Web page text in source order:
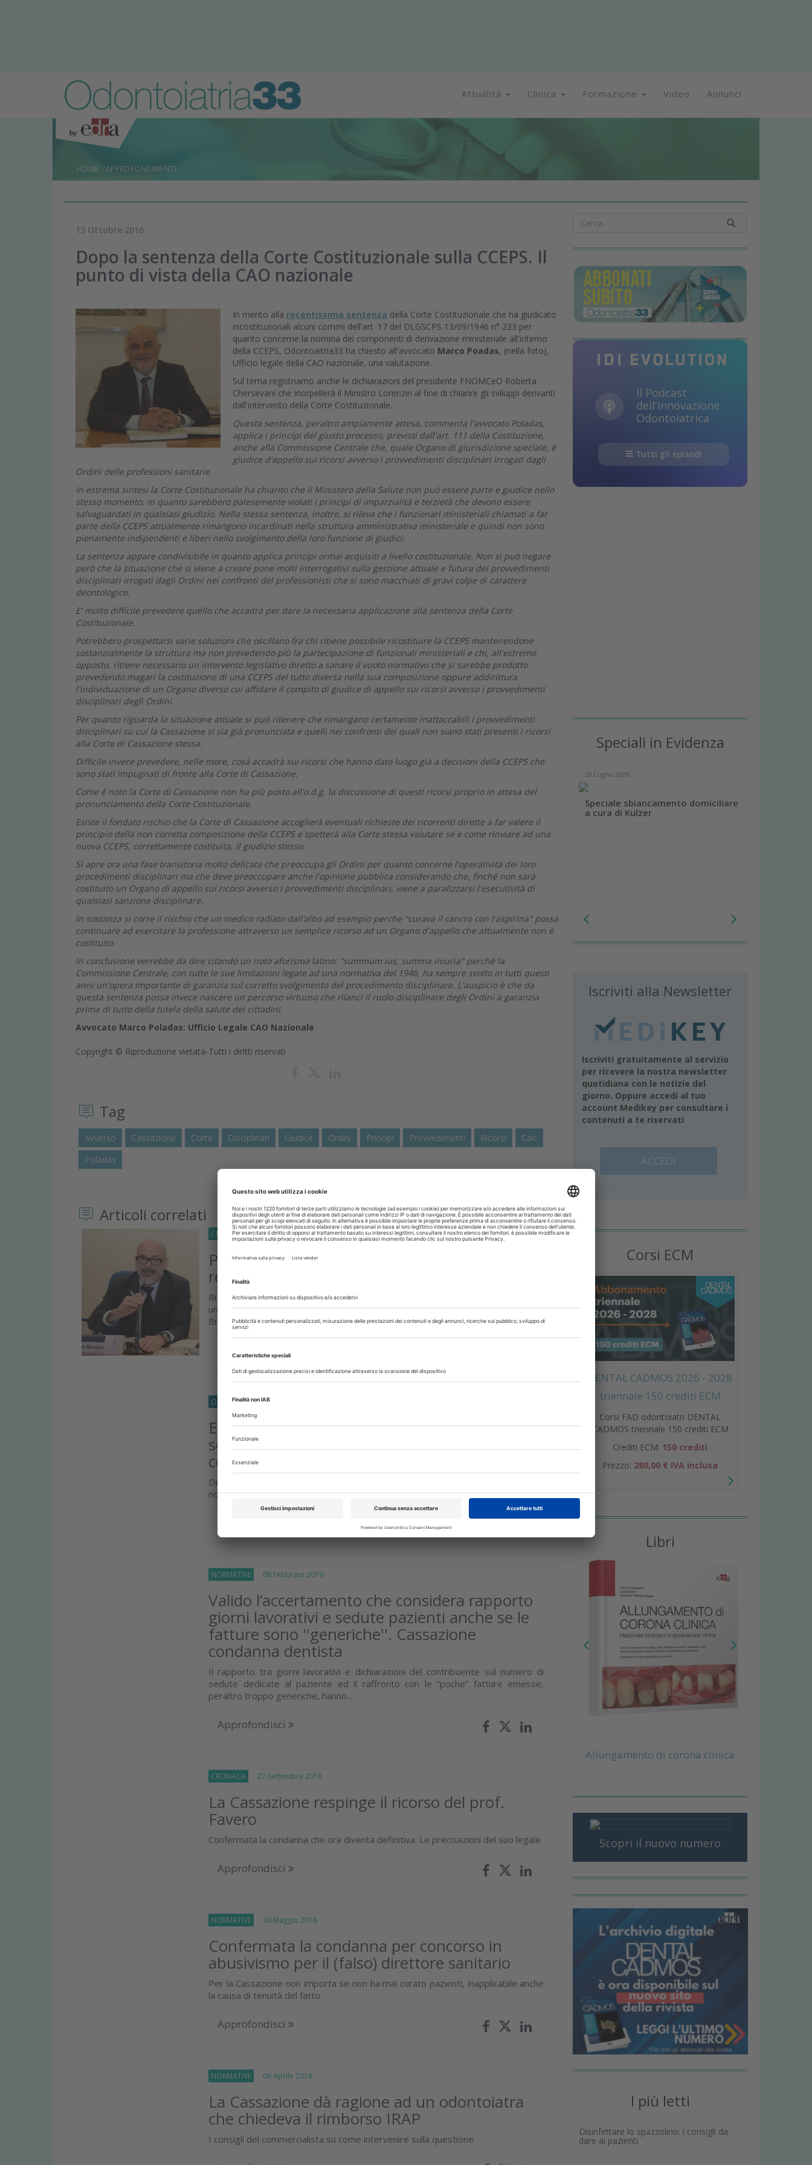
Attualità Clinica Formazione Video Annunci
HOME - APPROFONDIMENTI
13 Ottobre 2016
Dopo la sentenza della Corte Costituzionale sulla CCEPS. Il
punto di vista della CAO nazionale
In merito alla recentissima sentenza della Corte Costituzionale che ha giudicato
incostituzionali alcuni commi dell'art. 17 del DLGSCPS 13/09/1946 n° 233 per
quanto concerne la nomina dei componenti di derivazione ministeriale all'interno
della CCEPS, Odontoaitria33 ha chiesto all'avvocato Marco Poadas, (nella foto),
Ufficio legale della CAO nazionale, una valutazione.
Sul tema registriamo anche le dichiarazioni del presidente FNOMCeO Roberta
Chersevani che inorpellerà il Ministro Lorenzin al fine di chiarire gli sviluppi derivanti
dall'intervento della Corte Costituzionale.
Questa sentenza, peraltro ampiamente attesa, commenta l'avvocato Poladas,
applica i principi del giusto processo, previsti dall'art. 111 della Costituzione,
anche alla Commissione Centrale che, quale Organo di giurisdizione speciale, è
giudice d'appello sui ricorsi avverso i provvedimenti disciplinari irrogati dagli
Ordini delle professioni sanitarie.
In estrema sintesi la Corte Costituzionale ha chiarito che il Ministero della Salute non può essere parte e giudice nello
stesso momento, in quanto sarebbero palesemente violati i principi di imparzialità e terzietà che devono essere
salvaguardati in qualsiasi giudizio. Nella stessa sentenza, inoltre, si rileva che i funzionari ministeriali chiamati a far
parte della CCEPS attualmente rimangono incardinati nella struttura amministrativa ministeriale e quindi non sono
pienamente indipendenti e liberi nello svolgimento della loro funzione di giudici.
La sentenza appare condivisibile in quanto applica principi ormai acquisiti a livello costituzionale. Non si può negare
però che la situazione che si viene a creare pone molti interrogativi sulla gestione attuale e futura dei provvedimenti
disciplinari irrogati dagli Ordini nei confronti del professionisti che si sono macchiati di gravi colpe di carattere
deontologico.
E' molto difficile prevedere quello che accadrà per dare la necessaria applicazione alla sentenza della Corte
Costituzionale.
Potrebbero prospettarsi varie soluzioni che oscillano fra chi ritiene possibile ricostituire la CCEPS mantenendone
sostanzialmente la struttura ma non prevedendo più la partecipazione di funzionali ministeriali e chi, all'estremo
opposto, ritiene necessario un intervento legislativo diretto a sanare il vuoto normativo che si sarebbe prodotto
prevedendo magari la costituzione di una CCEPS del tutto diversa nella sua composizione oppure addirittura
l'individuazione di un Organo diverso cui affidare il compito di giudice di appello sui ricorsi avverso i provvedimenti
disciplinari degli Ordini.
Per quanto riguarda la situazione attuale si può ritenere che rimangano certamente inattaccabili i provvedimenti
disciplinari su cui la Cassazione si sia già pronunciata e quelli nei confronti dei quali non siano stati presenti i ricorsi
alla Corte di Cassazione stessa.
Difficile invece prevedere, nelle more, cosà accadrà sui ricorsi che hanno dato luogo già a decisioni della CCEPS che
sono stati impugnati di fronte alla Corte di Cassazione.
Come è noto la Corte di Cassazione non ha più posto all'o.d.g. la discussione di questi ricorsi proprio in attesa del
pronunciamento della Corte Costituzionale.
Esiste il fondato rischio che la Corte di Cassazione accoglierà eventuali richieste dei ricorrenti dirette a far valere il
principio della non corretta composizione della CCEPS e spetterà alla Corte stessa valutare se e come rinviare ad una
nuova CCEPS, correttamente costituita, il giudizio stesso.
Si apre ora una fase transitoria molto delicata che preoccupa gli Ordini per quanto concerne l'operatività dei loro
procedimenti disciplinari ma che deve preoccupare anche l'opinione pubblica considerando che, finché non sarà
costituito un Organo di appello sui ricorsi avverso i provvedimenti disciplinari, viene a paralizzarsi l'esecutività di
qualsiasi sanzione disciplinare.
In sostanza si corre il rischio che un medico radiato dall'albo ad esempio perche "curava il cancro con l'aspirina" possa
continuare ad esercitare la professione attraverso un semplice ricorso ad un Organo d'appello che attualmente non è
costituito.
In conclusione verrebbe da dire citando un noto aforisma latino: "summum ius, summa iniuria" perché la
Commissione Centrale, con tutte le sue limitazioni legate ad una normativa del 1946, ha sempre svolto in tutti questi
anni un'opera importante di garanzia sul corretto svolgimento del procedimento disciplinare. L'auspicio è che da
questa sentenza possa invece nascere un percorso virtuoso che rilanci il ruolo disciplinare degli Ordini a garanzia
prima di tutto della tutela della salute dei cittadini.
Avvocato Marco Poladas: Ufficio Legale CAO Nazionale
Copyright © Riproduzione vietata-Tutti i diritti riservati
Tag
Avverso Cassazione Corte Disciplinari Giudice Ordini Principi Provvedimenti Ricorsi
Cao
Poladas
Articoli correlati
CRONACA 07 Novembre 2016
Procedimenti disciplinari CAO e dati. ANTLO
replica al presidente CAO Ferrara
Ritengo singolare rivolgersi ad un Direttore di una testata per porre domande a
un terzo, ma non mi sottraggo a rispondere ai quesiti posti dal dottor
Bruguapaglia sui provvedimenti disciplinari...
Approfondisci
O33 APPROFONDIMENTI
Estrae denti che potevano essere curati per
sostituirli con impianti: Cassazione conferma
condanna
Dentista giudicato colpevole di aver effettuato un intervento altamente invasivo,
non necessario e sulla base di esami radiografici eseguiti un anno prima
NORMATIVE 08 Febbraio 2019
Valido l’accertamento che considera rapporto
giorni lavorativi e sedute pazienti anche se le
fatture sono ''generiche''. Cassazione
condanna dentista
Il rapporto tra giorni lavorativi e dichiarazioni del contribuente sul numero di
sedute dedicate al paziente ed il raffronto con le “poche” fatture emesse,
peraltro troppo generiche, hanno...
Approfondisci
CRONACA 27 Settembre 2018
La Cassazione respinge il ricorso del prof.
Favero
Confermata la condanna che ora diventa definitiva. Le precisazioni del suo legale
Approfondisci
NORMATIVE 30 Maggio 2018
Confermata la condanna per concorso in
abusivismo per il (falso) direttore sanitario
Per la Cassazione non importa se non ha mai curato pazienti, inapplicabile anche
la causa di tenuità del fatto
Approfondisci
NORMATIVE 06 Aprile 2018
La Cassazione dà ragione ad un odontoiatra
che chiedeva il rimborso IRAP
I consigli del commercialista su come intervenire sulla questione
Il Podcast
dell'Innovazione
Odontoiatrica
Tutti gli episodi
Speciali in Evidenza
20 Luglio 2026
Speciale sbiancamento domiciliare
a cura di Kulzer
Iscriviti alla Newsletter
Iscriviti gratuitamente al servizio
per ricevere la nostra newsletter
quotidiana con le notizie del
giorno. Oppure accedi al tuo
account Medikey per consultare i
contenuti a te riservati
ACCEDI
Corsi ECM
DENTAL CADMOS 2026 - 2028
triennale 150 crediti ECM
Corsi FAD odontoiatri DENTAL
CADMOS triennale 150 crediti ECM
Crediti ECM: 150 crediti
Prezzo: 280,00 € IVA inclusa
Libri
Allungamento di corona clinica
Scopri il nuovo numero
I più letti
Disinfettare lo spazzolino: i consigli da
dare ai pazienti